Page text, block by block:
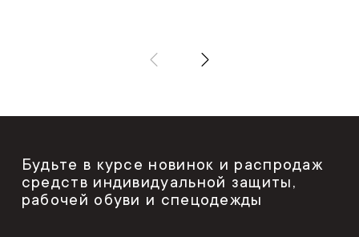
Будьте в курсе новинок и распродаж
средств индивидуальной защиты,
рабочей обуви и спецодежды